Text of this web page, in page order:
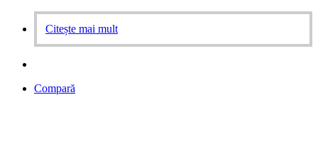
Citește mai mult
Compară